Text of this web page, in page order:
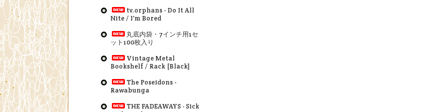
tv.orphans - Do It All
Nite / I'm Bored
丸底内袋・7インチ用1セ
ット100枚入り
Vintage Metal
Bookshelf / Rack [Black]
The Poseidons -
Rawabunga
THE FADEAWAYS - Sick